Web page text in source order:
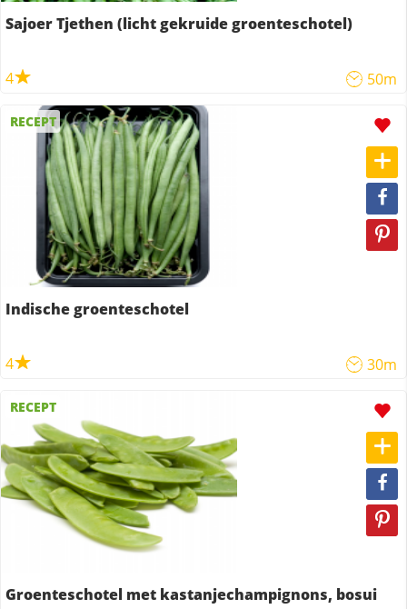
Sajoer Tjethen (licht gekruide groenteschotel)
4 50m
RECEPT
Indische groenteschotel
4 30m
RECEPT
Groenteschotel met kastanjechampignons, bosui